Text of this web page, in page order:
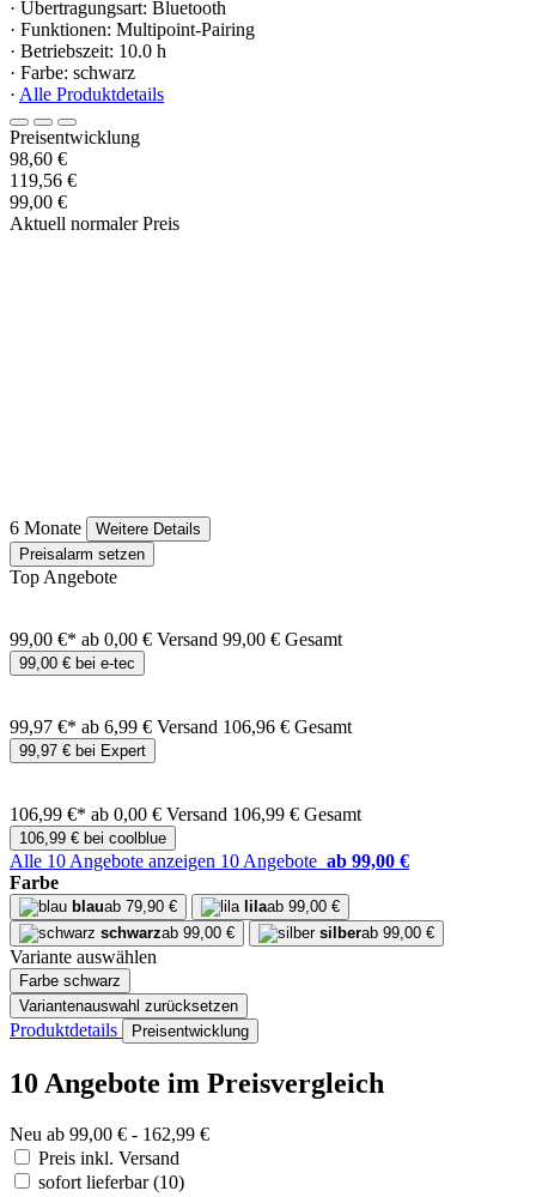
· Übertragungsart: Bluetooth
· Funktionen: Multipoint-Pairing
· Betriebszeit: 10.0 h
· Farbe: schwarz
· Alle Produktdetails
Preisentwicklung
98,60 €
119,56 €
99,00 €
Aktuell normaler Preis
6 Monate
Weitere Details
Preisalarm setzen
Top Angebote
99,00 €* ab 0,00 € Versand 99,00 € Gesamt
99,00 € bei e-tec
99,97 €* ab 6,99 € Versand 106,96 € Gesamt
99,97 € bei Expert
106,99 €* ab 0,00 € Versand 106,99 € Gesamt
106,99 € bei coolblue
Alle 10 Angebote anzeigen 10 Angebote ab 99,00 €
Farbe
blauab 79,90 € lilaab 99,00 €
schwarzab 99,00 € silberab 99,00 €
Variante auswählen
Farbe schwarz
Variantenauswahl zurücksetzen
Produktdetails Preisentwicklung
10 Angebote im Preisvergleich
Neu ab 99,00 € - 162,99 €
Preis inkl. Versand
sofort lieferbar(10)